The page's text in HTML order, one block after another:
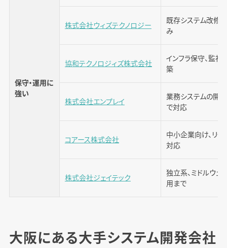
保守・運用に
強い
株式会社ウィズテクノロジー
既存システム改修
み
協和テクノロジィズ株式会社
インフラ保守、監視
築
株式会社エンプレイ
業務システムの開
で対応
コアース株式会社
中小企業向け、リ
対応
株式会社ジェイテック
独立系、ミドルウェ
用まで
大阪にある大手システム開発会社